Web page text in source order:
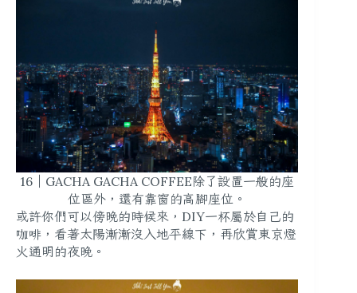
16｜GACHA GACHA COFFEE除了設置一般的座
位區外，還有靠窗的高腳座位。
或許你們可以傍晚的時候來，DIY一杯屬於自己的
咖啡，看著太陽漸漸沒入地平線下，再欣賞東京燈
火通明的夜晚。